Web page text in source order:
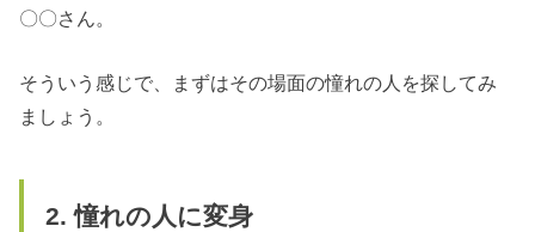
〇〇さん。
そういう感じで、まずはその場面の憧れの人を探してみ
ましょう。
2. 憧れの人に変身